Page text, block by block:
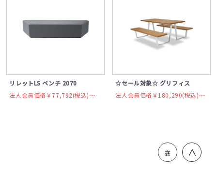
リレットLS ベンチ 2070
法人会員価格￥77,792(税込)〜
☆セール対象☆ グリフィス
法人会員価格￥180,290(税込)〜
＞